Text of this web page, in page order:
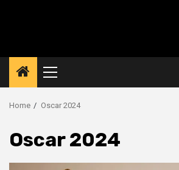
Primary
Menu
Home Oscar 2024
Oscar 2024